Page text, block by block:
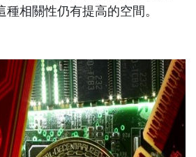
相關性仍有提高的空間。